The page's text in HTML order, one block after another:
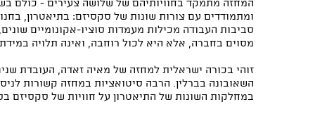
המחזה מתמקד בחוויותיהם של שלושה צעירים - כולם
ומתמודדים עם צורות שונות של סקסיזם: בתיאטרון,
סביבות העבודה מכילות מעמדות סוציו-אקונומיים
מסוים בחברה, אלא היא לכול רוחבה, ואינה תלויה
זוהי בכורה ישראלית למחזה של מאיה זאדה, העובדת
השאובונה בברלין. הרבה סיטואציות במחזה קשורות
במחלקות השונות של התיאטרון על חוויות של סקסיזם